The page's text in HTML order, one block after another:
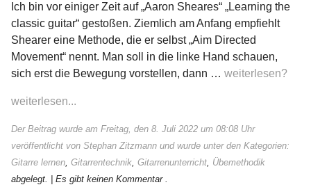
Ich bin vor einiger Zeit auf „Aaron Sheares“ „Learning the
classic guitar“ gestoßen. Ziemlich am Anfang empfiehlt
Shearer eine Methode, die er selbst „Aim Directed
Movement“ nennt. Man soll in die linke Hand schauen,
sich erst die Bewegung vorstellen, dann … weiterlesen?
weiterlesen...
Der Beitrag wurde am Freitag, den 8. Juli 2022 um 08:08 Uhr
veröffentlicht von Stephan Zitzmann und wurde unter den Kategorien:
Gitarre lernen, Gitarrentechnik, Gitarrenunterricht, Übemethodik
abgelegt.
| Es gibt keinen Kommentar .